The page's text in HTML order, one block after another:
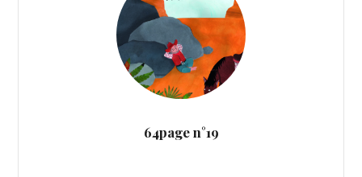
64page n°19